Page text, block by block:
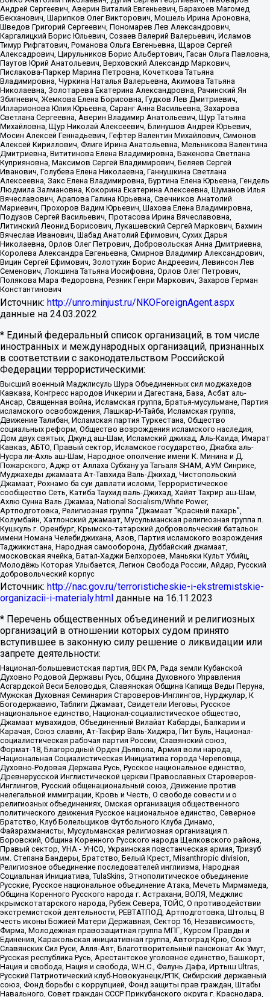
Андрей Сергеевич, Аверин Виталий Евгеньевич, Барахоев Магомед
Бекханович, Шарипков Олег Викторович, Мошель Ирина Ароновна,
Шведов Григорий Сергеевич, Пономарев Лев Александрович,
Каргалицкий Борис Юльевич, Созаев Валерий Валерьевич, Исламов
Тимур Рифгатович, Романова Ольга Евгеньевна, Щаров Сергей
Алексадрович, Цирульников Борис Альбертович, Гасан Ольга Павловна,
Паутов Юрий Анатольевич, Верховский Александр Маркович,
Пислакова-Паркер Марина Петровна, Кочеткова Татьяна
Владимировна, Чуркина Наталья Валерьевна, Акимова Татьяна
Николаевна, Золотарева Екатерина Александровна, Рачинский Ян
Збигневич, Жемкова Елена Борисовна, Гудков Лев Дмитриевич,
Илларионова Юлия Юрьевна, Саранг Анна Васильевна, Захарова
Светлана Сергеевна, Аверин Владимир Анатольевич, Щур Татьяна
Михайловна, Щур Николай Алексеевич, Блинушов Андрей Юрьевич,
Мосин Алексей Геннадьевич, Гефтер Валентин Михайлович, Симонов
Алексей Кириллович, Флиге Ирина Анатольевна, Мельникова Валентина
Дмитриевна, Вититинова Елена Владимировна, Баженова Светлана
Куприяновна, Максимов Сергей Владимирович, Беляев Сергей
Иванович, Голубева Елена Николаевна, Ганнушкина Светлана
Алексеевна, Закс Елена Владимировна, Буртина Елена Юрьевна, Гендель
Людмила Залмановна, Кокорина Екатерина Алексеевна, Шуманов Илья
Вячеславович, Арапова Галина Юрьевна, Свечников Анатолий
Мариевич, Прохоров Вадим Юрьевич, Шахова Елена Владимировна,
Подузов Сергей Васильевич, Протасова Ирина Вячеславовна,
Литинский Леонид Борисович, Лукашевский Сергей Маркович, Бахмин
Вячеслав Иванович, Шабад Анатолий Ефимович, Сухих Дарья
Николаевна, Орлов Олег Петрович, Добровольская Анна Дмитриевна,
Королева Александра Евгеньевна, Смирнов Владимир Александрович,
Вицин Сергей Ефимович, Золотухин Борис Андреевич, Левинсон Лев
Семенович, Локшина Татьяна Иосифовна, Орлов Олег Петрович,
Полякова Мара Федоровна, Резник Генри Маркович, Захаров Герман
Константинович
Источник: http://unro.minjust.ru/NKOForeignAgent.aspx
данные на 24.03.2022
* Единый федеральный список организаций, в том числе
иностранных и международных организаций, признанных
в соответствии с законодательством Российской
Федерации террористическими:
Высший военный Маджлисуль Шура Объединенных сил моджахедов
Кавказа, Конгресс народов Ичкерии и Дагестана, База, Асбат аль-
Ансар, Священная война, Исламская группа, Братья-мусульмане, Партия
исламского освобождения, Лашкар-И-Тайба, Исламская группа,
Движение Талибан, Исламская партия Туркестана, Общество
социальных реформ, Общество возрождения исламского наследия,
Дом двух святых, Джунд аш-Шам, Исламский джихад, Аль-Каида, Имарат
Кавказ, АБТО, Правый сектор, Исламское государство, Джабха аль-
Нусра ли-Ахль аш-Шам, Народное ополчение имени К. Минина и Д.
Пожарского, Аджр от Аллаха Субхану уа Тагьаля SHAM, АУМ Синрике,
Муджахеды джамаата Ат-Тавхида Валь-Джихад, Чистопольский
Джамаат, Рохнамо ба суи давлати исломи, Террористическое
сообщество Сеть, Катиба Таухид валь-Джихад, Хайят Тахрир аш-Шам,
Ахлю Сунна Валь Джамаа, National Socialism/White Power,
Артподготовка, Религиозная группа “Джамаат “Красный пахарь”,
Колумбайн, Хатлонский джамаат, Мусульманская религиозная группа п.
Кушкуль г. Оренбург, Крымско-татарский добровольческий батальон
имени Номана Челебиджихана, Азов, Партия исламского возрождения
Таджикистана, Народная самооборона, Дуббайский джамаат,
московская ячейка, Батал-Хаджи Белхороев, Маньяки Культ Убийц,
Молодёжь Которая Улыбается, Легион Свобода России, Айдар, Русский
добровольческий корпус
Источник: http://nac.gov.ru/terroristicheskie-i-ekstremistskie-
organizacii-i-materialy.html данные на 16.11.2023
* Перечень общественных объединений и религиозных
организаций в отношении которых судом принято
вступившее в законную силу решение о ликвидации или
запрете деятельности:
Национал-большевистская партия, ВЕК РА, Рада земли Кубанской
Духовно Родовой Державы Русь, Община Духовного Управления
Асгардской Веси Беловодья, Славянская Община Капища Веды Перуна,
Мужская Духовная Семинария Староверов-Инглингов, Нурджулар, К
Богодержавию, Таблиги Джамаат, Свидетели Иеговы, Русское
национальное единство, Национал-социалистическое общество,
Джамаат мувахидов, Объединенный Вилайат Кабарды, Балкарии и
Карачая, Союз славян, Ат-Такфир Валь-Хиджра, Пит Буль, Национал-
социалистическая рабочая партия России, Славянский союз,
Формат-18, Благородный Орден Дьявола, Армия воли народа,
Национальная Социалистическая Инициатива города Череповца,
Духовно-Родовая Держава Русь, Русское национальное единство,
Древнерусской Инглистической церкви Православных Староверов-
Инглингов, Русский общенациональный союз, Движение против
нелегальной иммиграции, Кровь и Честь, О свободе совести и о
религиозных объединениях, Омская организация общественного
политического движения Русское национальное единство, Северное
Братство, Клуб Болельщиков Футбольного Клуба Динамо,
Файзрахманисты, Мусульманская религиозная организация п.
Боровский, Община Коренного Русского народа Щелковского района,
Правый сектор, УНА - УНСО, Украинская повстанческая армия, Тризуб
им. Степана Бандеры, Братство, Белый Крест, Misanthropic division,
Религиозное объединение последователей инглиизма, Народная
Социальная Инициатива, TulaSkins, Этнополитическое объединение
Русские, Русское национальное объединение Атака, Мечеть Мирмамеда,
Община Коренного Русского народа г. Астрахани, ВОЛЯ, Меджлис
крымскотатарского народа, Рубеж Севера, ТОЙС, О противодействии
экстремистской деятельности, РЕВТАТПОД, Артподготовка, Штольц, В
честь иконы Божией Матери Державная, Сектор 16, Независимость,
Фирма, Молодежная правозащитная группа МПГ, Курсом Правды и
Единения, Каракольская инициативная группа, Автоград Крю, Союз
Славянских Сил Руси, Алля-Аят, Благотворительный пансионат Ак Умут,
Русская республика Русь, Арестантское уголовное единство, Башкорт,
Нация и свобода, Нация и свобода, W.H.С., Фалунь Дафа, Иртыш Ultras,
Русский Патриотический клуб-Новокузнецк/РПК, Сибирский державный
союз, Фонд борьбы с коррупцией, Фонд защиты прав граждан, Штабы
Навального, Совет граждан СССР Прикубанского округа г. Краснодара,